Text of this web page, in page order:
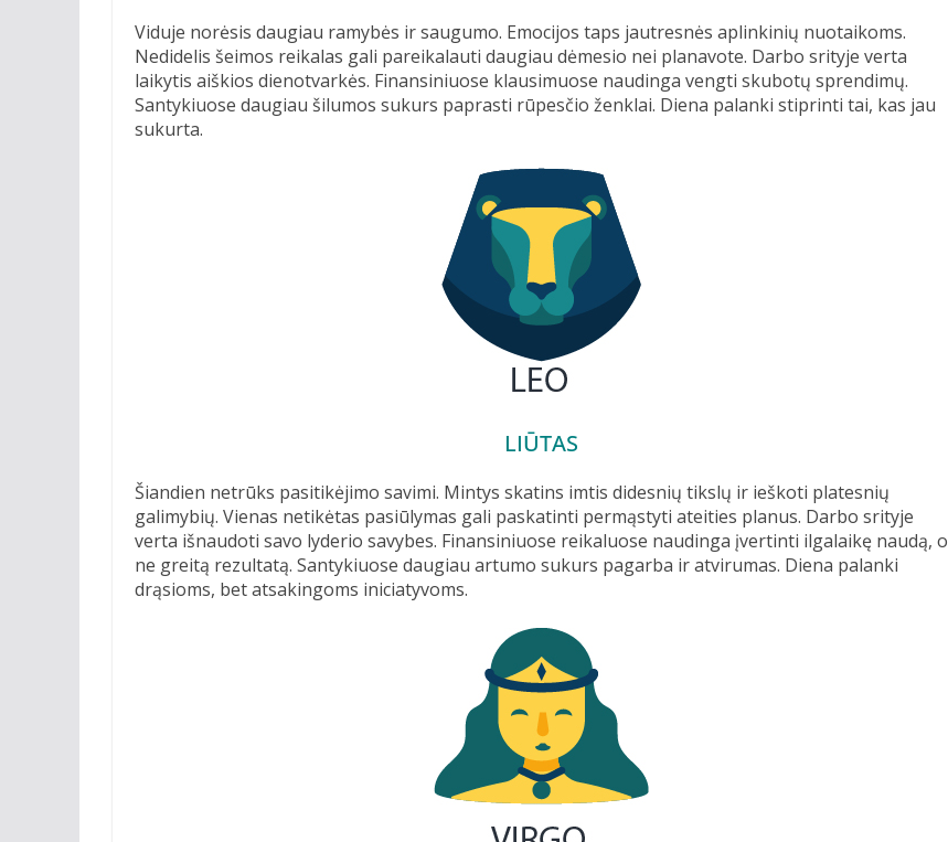
Viduje norėsis daugiau ramybės ir saugumo. Emocijos taps jautresnės aplinkinių nuotaikoms.
Nedidelis šeimos reikalas gali pareikalauti daugiau dėmesio nei planavote. Darbo srityje verta
laikytis aiškios dienotvarkės. Finansiniuose klausimuose naudinga vengti skubotų sprendimų.
Santykiuose daugiau šilumos sukurs paprasti rūpesčio ženklai. Diena palanki stiprinti tai, kas jau
sukurta.
LIŪTAS
Šiandien netrūks pasitikėjimo savimi. Mintys skatins imtis didesnių tikslų ir ieškoti platesnių
galimybių. Vienas netikėtas pasiūlymas gali paskatinti permąstyti ateities planus. Darbo srityje
verta išnaudoti savo lyderio savybes. Finansiniuose reikaluose naudinga įvertinti ilgalaikę naudą, o
ne greitą rezultatą. Santykiuose daugiau artumo sukurs pagarba ir atvirumas. Diena palanki
drąsioms, bet atsakingoms iniciatyvoms.